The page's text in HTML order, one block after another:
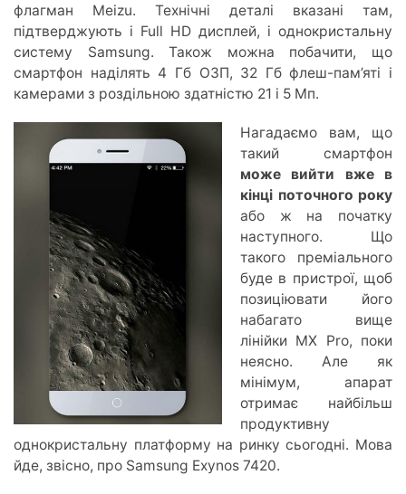
флагман Meizu. Технічні деталі вказані там,
підтверджують і Full HD дисплей, і однокристальну
систему Samsung. Також можна побачити, що
смартфон наділять 4 Гб ОЗП, 32 Гб флеш-пам’яті і
камерами з роздільною здатністю 21 і 5 Мп.
Нагадаємо вам, що
такий смартфон
може вийти вже в
кінці поточного року
або ж на початку
наступного. Що
такого преміального
буде в пристрої, щоб
позиціювати його
набагато вище
лінійки MX Pro, поки
неясно. Але як
мінімум, апарат
отримає найбільш
продуктивну
однокристальну платформу на ринку сьогодні. Мова
йде, звісно, про Samsung Exynos 7420.